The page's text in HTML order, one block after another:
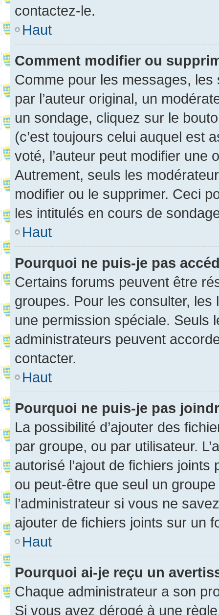
contactez-le.
Haut
Comment modifier ou
Comme pour les messages,
par l’auteur original, un
un sondage, cliquez sur le
(c’est toujours celui auquel est
voté, l’auteur peut modifier une
Autrement, seuls les
modifier ou le supprimer. Ceci
les intitulés en cours de
Haut
Pourquoi ne puis-je pas
Certains forums peuvent être
groupes. Pour les consulter,
une permission spéciale. Seuls
administrateurs peuvent
contacter.
Haut
Pourquoi ne puis-je pas
La possibilité d’ajouter des
par groupe, ou par utilisateur.
autorisé l’ajout de fichiers
ou peut-être que seul un
l’administrateur si vous ne
ajouter de fichiers joints sur un
Haut
Pourquoi ai-je reçu un
Chaque administrateur a son
Si vous avez dérogé à une